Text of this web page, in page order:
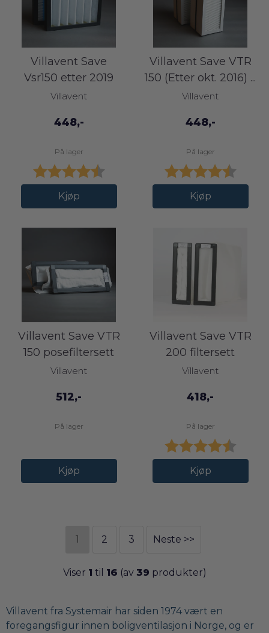
Villavent Save
Vsr150 etter 2019
filtersett
Villavent
448,-
På lager
Karakter: 4.5 av 5 mulige
Kjøp
Villavent Save VTR
150 (Etter okt. 2016) ...
Villavent
448,-
På lager
Karakter:
Kjøp
Villavent Save VTR
150 posefiltersett
(Før okt. ...
Villavent
512,-
På lager
Kjøp
Villavent Save VTR
200 filtersett
Villavent
418,-
På lager
Karakter:
Kjøp
1 2 3 Neste >>
Viser 1 til 16 (av 39 produkter)
Villavent fra Systemair har siden 1974 vært en
foregangsfigur innen boligventilasjon i Norge, og er